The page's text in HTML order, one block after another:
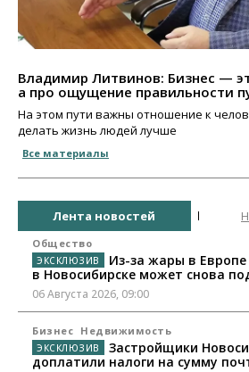
Владимир Литвинов: Бизнес —
а про ощущение правильности
На этом пути важны отношение к
делать жизнь людей лучше
Все материалы
Лента новостей
Общество
Из-за жары в
в Новосибирске может снова
06 Августа 2026, 09:00
Бизнес Недвижимость
Застройщики
доплатили налоги на сумму